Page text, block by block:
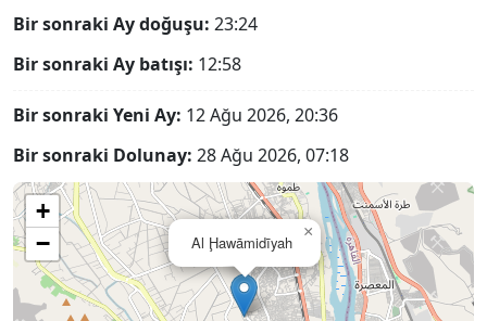
Bir sonraki Ay doğuşu: 23:24
Bir sonraki Ay batışı: 12:58
Bir sonraki Yeni Ay: 12 Ağu 2026, 20:36
Bir sonraki Dolunay: 28 Ağu 2026, 07:18
Al Ḩawāmidīyah
×
+
−